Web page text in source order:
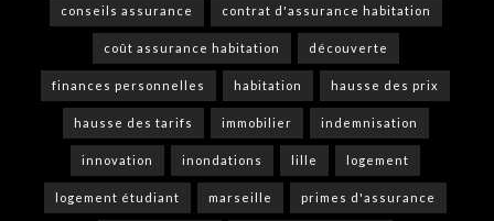
conseils assurance contrat d'assurance habitation
coût assurance habitation découverte
finances personnelles habitation hausse des prix
hausse des tarifs immobilier indemnisation
innovation inondations lille logement
logement étudiant marseille primes d'assurance